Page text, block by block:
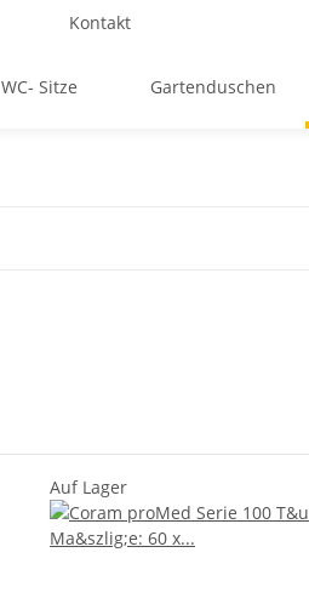
Kontakt
WC- Sitze Gartenduschen
Auf Lager